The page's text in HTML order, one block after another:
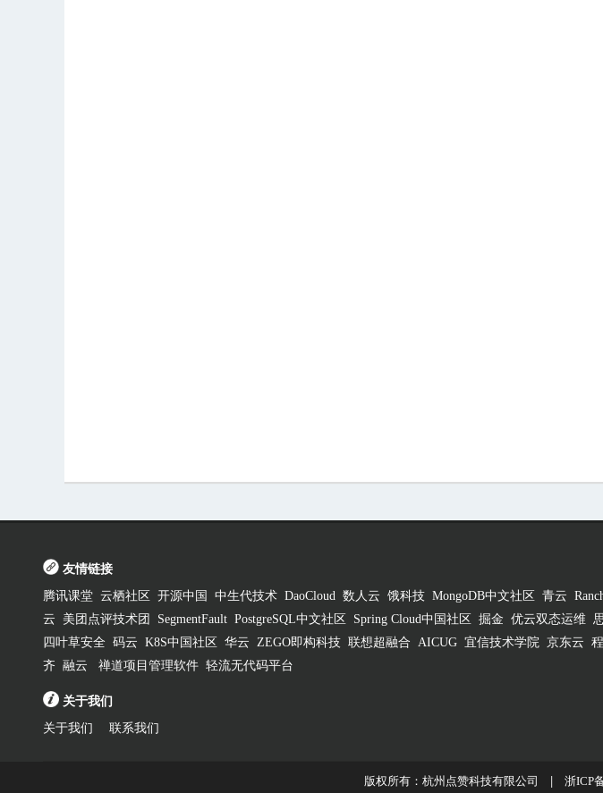
友情链接
腾讯课堂 云栖社区 开源中国 中生代技术 DaoCloud 数人云 饿科技 MongoDB中文社区 青云
云
美团点评技术团 SegmentFault PostgreSQL中文社区 Spring Cloud中国社区 掘金 优云双态运维
四叶草安全 码云 K8S中国社区 华云 ZEGO即构科技 联想超融合 AICUG 宜信技术学院 京东云
齐 融云 禅道项目管理软件 轻流无代码平台
关于我们
关于我们 联系我们
版权所有：杭州点赞科技有限公司 | 浙ICP